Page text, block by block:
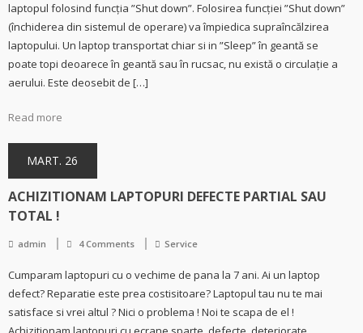
laptopul folosind funcția ”Shut down”. Folosirea funcției ”Shut down”
(închiderea din sistemul de operare) va împiedica supraîncălzirea
laptopului. Un laptop transportat chiar si in ”Sleep” în geantă se
poate topi deoarece în geantă sau în rucsac, nu există o circulație a
aerului. Este deosebit de […]
Read more
MART. 26
ACHIZITIONAM LAPTOPURI DEFECTE PARTIAL SAU
TOTAL !
admin 4 Comments Service
Cumparam laptopuri cu o vechime de pana la 7 ani. Ai un laptop
defect? Reparatie este prea costisitoare? Laptopul tau nu te mai
satisface si vrei altul ? Nici o problema ! Noi te scapa de el !